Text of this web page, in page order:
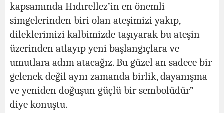
kapsamında Hıdırellez’in en önemli
simgelerinden biri olan ateşimizi yakıp,
dileklerimizi kalbimizde taşıyarak bu ateşin
üzerinden atlayıp yeni başlangıçlara ve
umutlara adım atacağız. Bu güzel an sadece bir
gelenek değil aynı zamanda birlik, dayanışma
ve yeniden doğuşun güçlü bir sembolüdür”
diye konuştu.